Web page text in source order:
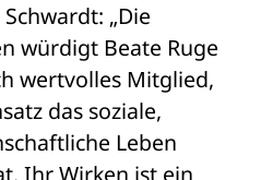
„Die
würdigt Beate Ruge
wertvolles Mitglied,
das soziale,
Leben